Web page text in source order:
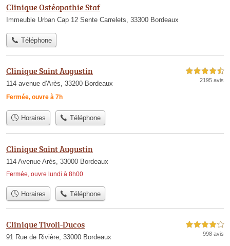
Clinique Ostéopathie Staf
Immeuble Urban Cap 12 Sente Carrelets, 33300 Bordeaux
Téléphone
Clinique Saint Augustin
114 avenue d'Arès, 33200 Bordeaux
Fermée, ouvre à 7h
4,5 étoiles sur 5
2195 avis
Horaires Téléphone
Clinique Saint Augustin
114 Avenue Arès, 33000 Bordeaux
Fermée, ouvre lundi à 8h00
Horaires Téléphone
Clinique Tivoli-Ducos
91 Rue de Rivière, 33000 Bordeaux
4,0 étoiles sur 5
998 avis